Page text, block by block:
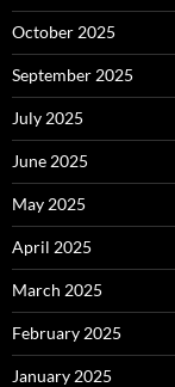
October 2025
September 2025
July 2025
June 2025
May 2025
April 2025
March 2025
February 2025
January 2025